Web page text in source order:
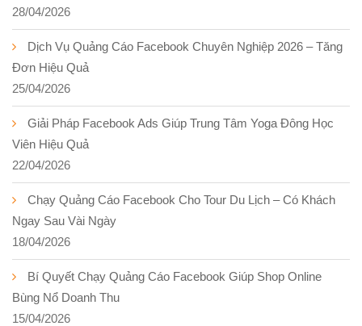
28/04/2026
Dịch Vụ Quảng Cáo Facebook Chuyên Nghiệp 2026 – Tăng
Đơn Hiệu Quả
25/04/2026
Giải Pháp Facebook Ads Giúp Trung Tâm Yoga Đông Học
Viên Hiệu Quả
22/04/2026
Chạy Quảng Cáo Facebook Cho Tour Du Lịch – Có Khách
Ngay Sau Vài Ngày
18/04/2026
Bí Quyết Chạy Quảng Cáo Facebook Giúp Shop Online
Bùng Nổ Doanh Thu
15/04/2026